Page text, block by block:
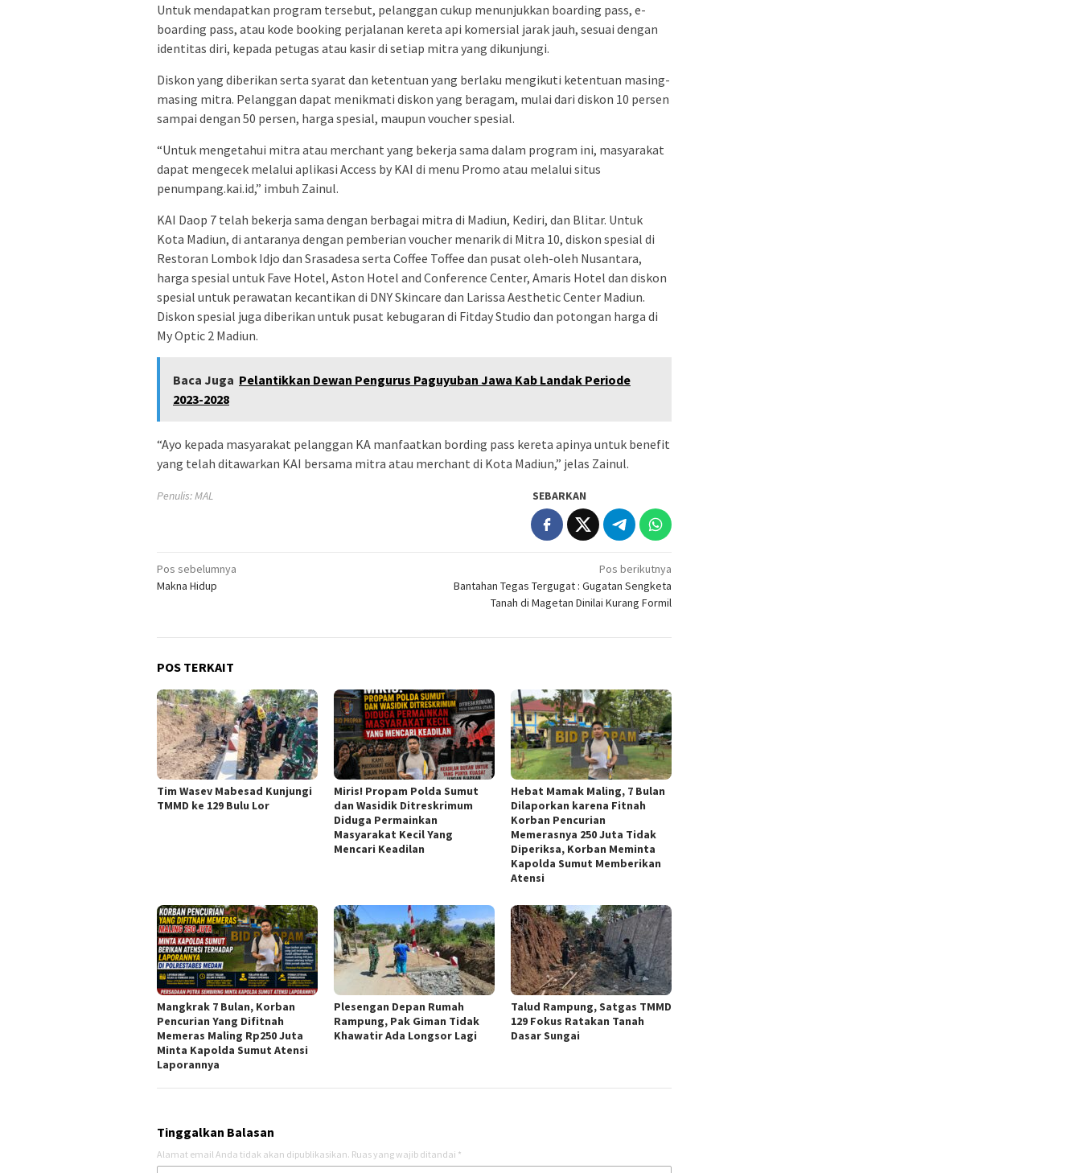
Untuk mendapatkan program tersebut, pelanggan cukup menunjukkan boarding pass, e-
boarding pass, atau kode booking perjalanan kereta api komersial jarak jauh, sesuai dengan
identitas diri, kepada petugas atau kasir di setiap mitra yang dikunjungi.
Diskon yang diberikan serta syarat dan ketentuan yang berlaku mengikuti ketentuan masing-
masing mitra. Pelanggan dapat menikmati diskon yang beragam, mulai dari diskon 10 persen
sampai dengan 50 persen, harga spesial, maupun voucher spesial.
“Untuk mengetahui mitra atau merchant yang bekerja sama dalam program ini, masyarakat
dapat mengecek melalui aplikasi Access by KAI di menu Promo atau melalui situs
penumpang.kai.id,” imbuh Zainul.
KAI Daop 7 telah bekerja sama dengan berbagai mitra di Madiun, Kediri, dan Blitar. Untuk
Kota Madiun, di antaranya dengan pemberian voucher menarik di Mitra 10, diskon spesial di
Restoran Lombok Idjo dan Srasadesa serta Coffee Toffee dan pusat oleh-oleh Nusantara,
harga spesial untuk Fave Hotel, Aston Hotel and Conference Center, Amaris Hotel dan diskon
spesial untuk perawatan kecantikan di DNY Skincare dan Larissa Aesthetic Center Madiun.
Diskon spesial juga diberikan untuk pusat kebugaran di Fitday Studio dan potongan harga di
My Optic 2 Madiun.
Baca Juga Pelantikkan Dewan Pengurus Paguyuban Jawa Kab Landak Periode
2023-2028
“Ayo kepada masyarakat pelanggan KA manfaatkan bording pass kereta apinya untuk benefit
yang telah ditawarkan KAI bersama mitra atau merchant di Kota Madiun,” jelas Zainul.
Penulis: MAL SEBARKAN
Navigasi
pos
Pos sebelumnya
Makna Hidup
Pos berikutnya
Bantahan Tegas Tergugat : Gugatan Sengketa
Tanah di Magetan Dinilai Kurang Formil
POS TERKAIT
Tim Wasev Mabesad Kunjungi
TMMD ke 129 Bulu Lor
Miris! Propam Polda Sumut
dan Wasidik Ditreskrimum
Diduga Permainkan
Masyarakat Kecil Yang
Mencari Keadilan
Hebat Mamak Maling, 7 Bulan
Dilaporkan karena Fitnah
Korban Pencurian
Memerasnya 250 Juta Tidak
Diperiksa, Korban Meminta
Kapolda Sumut Memberikan
Atensi
Mangkrak 7 Bulan, Korban
Pencurian Yang Difitnah
Memeras Maling Rp250 Juta
Minta Kapolda Sumut Atensi
Laporannya
Plesengan Depan Rumah
Rampung, Pak Giman Tidak
Khawatir Ada Longsor Lagi
Talud Rampung, Satgas TMMD
129 Fokus Ratakan Tanah
Dasar Sungai
Tinggalkan Balasan
Alamat email Anda tidak akan dipublikasikan. Ruas yang wajib ditandai *